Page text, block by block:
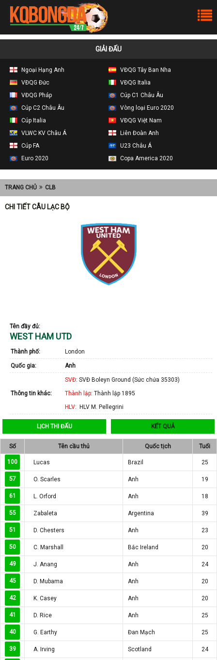
GIẢI ĐẤU
Ngoại Hạng Anh
VĐQG Tây Ban Nha
VĐQG Đức
VĐQG Italia
VĐQG Pháp
Cúp C1 Châu Âu
Cúp C2 Châu Âu
Vòng loại Euro 2020
Cúp Italia
VĐQG Việt Nam
VLWC KV Châu Á
Liên Đoàn Anh
Cúp FA
U23 Châu Á
Euro 2020
Copa America 2020
TRANG CHỦ CLB
CHI TIẾT CÂU LẠC BỘ
Tên đầy đủ:
WEST HAM UTD
Thành phố: London
Quốc gia: Anh
Thông tin khác:
SVĐ: SVĐ Boleyn Ground (Sức chứa 35303)
Thành lập: Thành lập 1895
HLV: HLV M. Pellegrini
LỊCH THI ĐẤU KẾT QUẢ
Số Tên cầu thủ Quốc tịch Tuổi
100 Lucas Brazil 25
57 O. Scarles Anh 19
61 L. Orford Anh 18
55 Zabaleta Argentina 39
51 D. Chesters Anh 23
50 C. Marshall Bắc Ireland 20
49 J. Anang Anh 24
45 D. Mubama Anh 20
42 K. Casey Anh 20
41 D. Rice Anh 25
40 G. Earthy Đan Mạch 25
39 A. Irving Scotland 24